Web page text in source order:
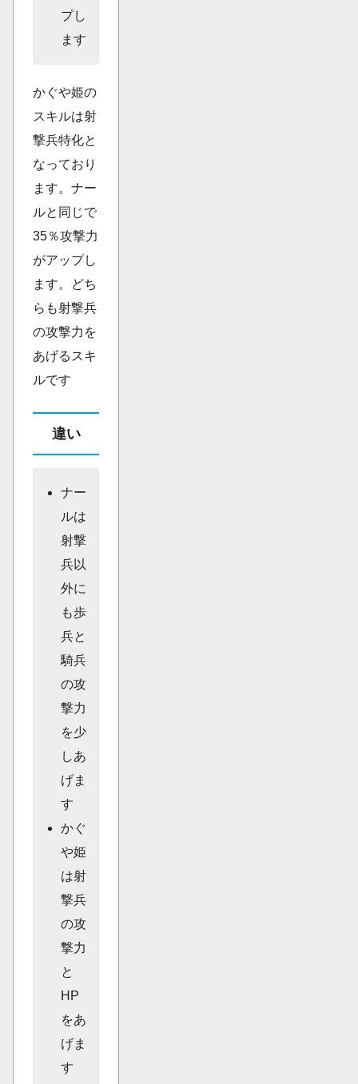
プし
ます
かぐや姫の
スキルは射
撃兵特化と
なっており
ます。ナー
ルと同じで
35％攻撃力
がアップし
ます。どち
らも射撃兵
の攻撃力を
あげるスキ
ルです
違い
ナー
ルは
射撃
兵以
外に
も歩
兵と
騎兵
の攻
撃力
を少
しあ
げま
す
かぐ
や姫
は射
撃兵
の攻
撃力
と
HP
をあ
げま
す